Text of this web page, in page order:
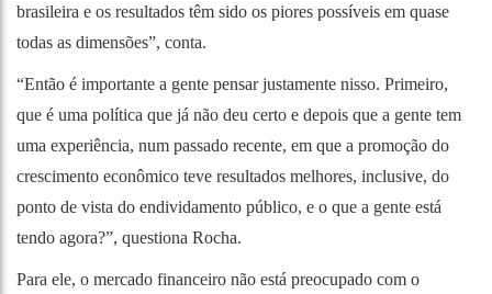
brasileira e os resultados têm sido os piores possíveis em quase
todas as dimensões”, conta.
“Então é importante a gente pensar justamente nisso. Primeiro,
que é uma política que já não deu certo e depois que a gente tem
uma experiência, num passado recente, em que a promoção do
crescimento econômico teve resultados melhores, inclusive, do
ponto de vista do endividamento público, e o que a gente está
tendo agora?”, questiona Rocha.
Para ele, o mercado financeiro não está preocupado com o